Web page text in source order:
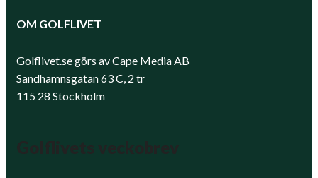
OM GOLFLIVET
Golflivet.se görs av Cape Media AB
Sandhamnsgatan 63 C, 2 tr
115 28 Stockholm